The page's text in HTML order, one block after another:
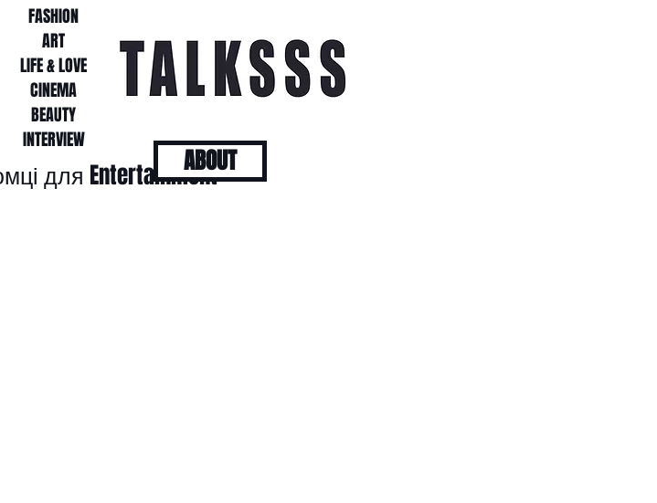
FASHION
ART
LIFE & LOVE
CINEMA
BEAUTY
INTERVIEW
для Entertainment
ABOUT
FASHION
ART
LIFE & LOVE
CINEMA
BEAUTY
INTERVIEW